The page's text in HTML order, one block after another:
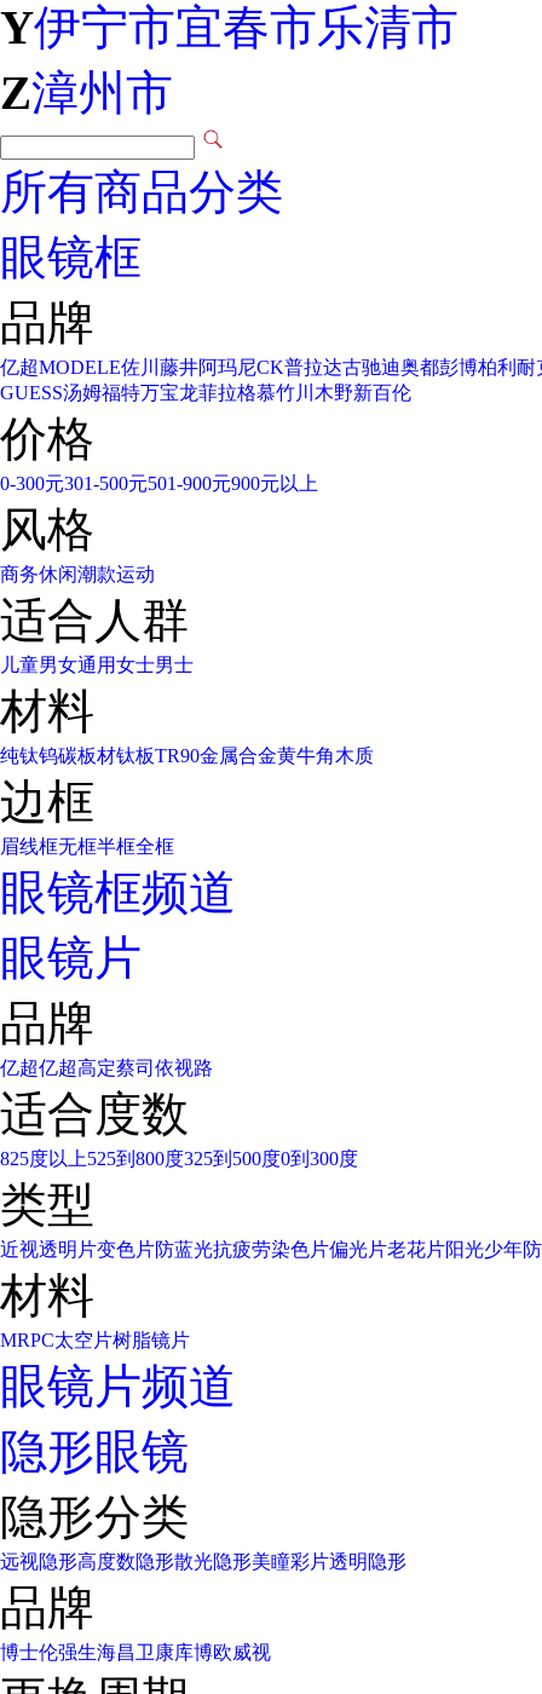
Y伊宁市宜春市乐清市
Z漳州市
所有商品分类
眼镜框
品牌
亿超MODELE佐川藤井阿玛尼CK普拉达古驰迪奥都彭博柏利 耐
GUESS汤姆福特万宝龙菲拉格慕竹川木野新百伦
价格
0-300元301-500元501-900元900元以上
风格
商务休闲潮款运动
适合人群
儿童男女通用女士男士
材料
纯钛钨碳板材钛板TR90金属合金黄牛角木质
边框
眉线框无框半框全框
眼镜框频道
眼镜片
品牌
亿超亿超高定蔡司 依视路
适合度数
825度以上525到800度325到500度0到300度
类型
近视透明片变色片防蓝光抗疲劳染色片偏光片老花片阳光少年
材料
MRPC太空片树脂镜片
眼镜片频道
隐形眼镜
隐形分类
远视隐形高度数隐形散光隐形美瞳彩片透明隐形
品牌
博士伦强生海昌卫康库博欧威视